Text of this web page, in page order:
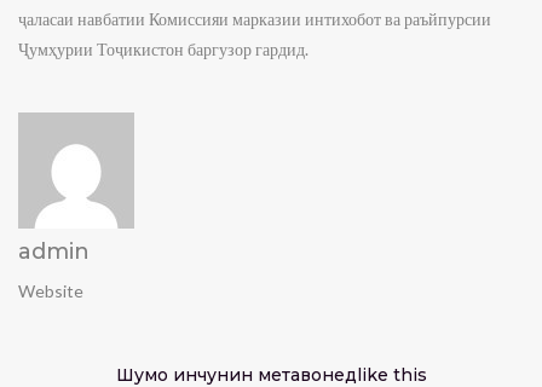
ҷаласаи навбатии Комиссияи марказии интихобот ва раъйпурсии
Ҷумҳурии Тоҷикистон баргузор гардид.
admin
Website
Шумо инчунин метавонедlike this